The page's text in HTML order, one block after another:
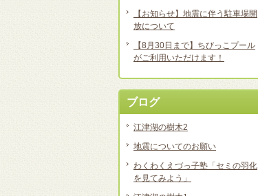
【お知らせ】地震に伴う駐車場開
放について
【8月30日まで】ちびっこプール
がご利用いただけます！
ブログ
江津湖の樹木2
地震についてのお願い
わくわくえづっ子塾「セミの羽化
を見てみよう」